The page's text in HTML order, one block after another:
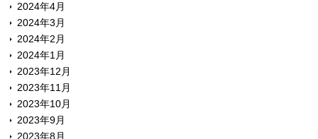
2024年4月
2024年3月
2024年2月
2024年1月
2023年12月
2023年11月
2023年10月
2023年9月
2023年8月